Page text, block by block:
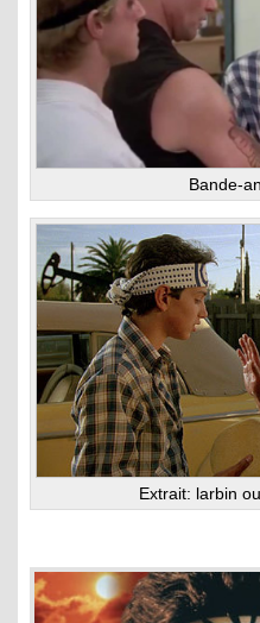
Bande-
Extrait: larbin